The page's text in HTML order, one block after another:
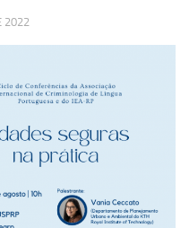
CienArtES
em Tecnologia e Informação
Vulneráveis
2022